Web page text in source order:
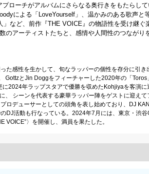
ローチがアルバムにさらなる奥行きをもたらして
による「LoveYourself」、温かみのある歌声と
など、前作『THE VOICE』の物語性を受け継ぐ
のアーティストたちと、感情や人間性のつながり
た感性を生かして、旬なラッパーの個性を存分に引き
GottzとJin Doggをフィーチャーした2020年の「Toros
2024年ラップスタアで優勝を収めたKohjiyaを客演に
シーンを代表する豪華ラッパー陣をゲストに迎えて
ロデューサーとしての頭角を表し始めており、DJ
DJ活動も行なっている。2024年7月には、東京・渋谷
VOICE”〉を開催し、満員を果たした。